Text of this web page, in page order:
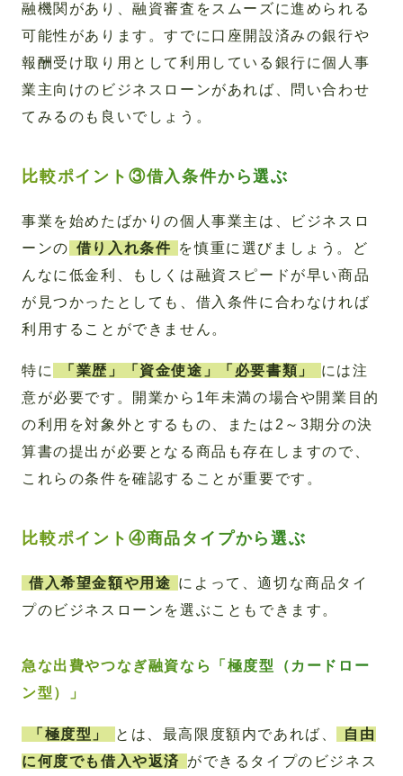
融機関があり、融資審査をスムーズに進められる
可能性があります。すでに口座開設済みの銀行や
報酬受け取り用として利用している銀行に個人事
業主向けのビジネスローンがあれば、問い合わせ
てみるのも良いでしょう。
比較ポイント③借入条件から選ぶ
事業を始めたばかりの個人事業主は、ビジネスロ
ーンの 借り入れ条件
を慎重に選びましょう。ど
んなに低金利、もしくは融資スピードが早い商品
が見つかったとしても、借入条件に合わなければ
利用することができません。
特に 「業歴」「資金使途」「必要書類」
には注
意が必要です。開業から1年未満の場合や開業目的
の利用を対象外とするもの、または2～3期分の決
算書の提出が必要となる商品も存在しますので、
これらの条件を確認することが重要です。
比較ポイント④商品タイプから選ぶ
借入希望金額や用途 によって、適切な商品タイ
プのビジネスローンを選ぶこともできます。
急な出費やつなぎ融資なら「極度型（カードロー
ン型）」
「極度型」 とは、最高限度額内であれば、
自由
に何度でも借入や返済
ができるタイプのビジネス